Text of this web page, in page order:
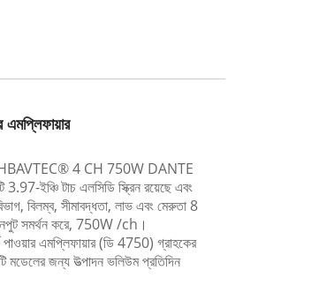
এমপ্লিফায়ার
FHBAVTEC® 4 CH 750W DANTE
ইঞ্চি টাচ এলসিডি স্ক্রিন রয়েছে এবং
বিলম্ব, সীমাবদ্ধতা, লাভ এবং মেরুতা 8
ইনপুট সমর্থন করে, 750W /ch।
এমপ্লিফায়ার (ডি 4750) গ্রাহকের
জন্য উত্পাদন ভলিউম প্রতিদিন